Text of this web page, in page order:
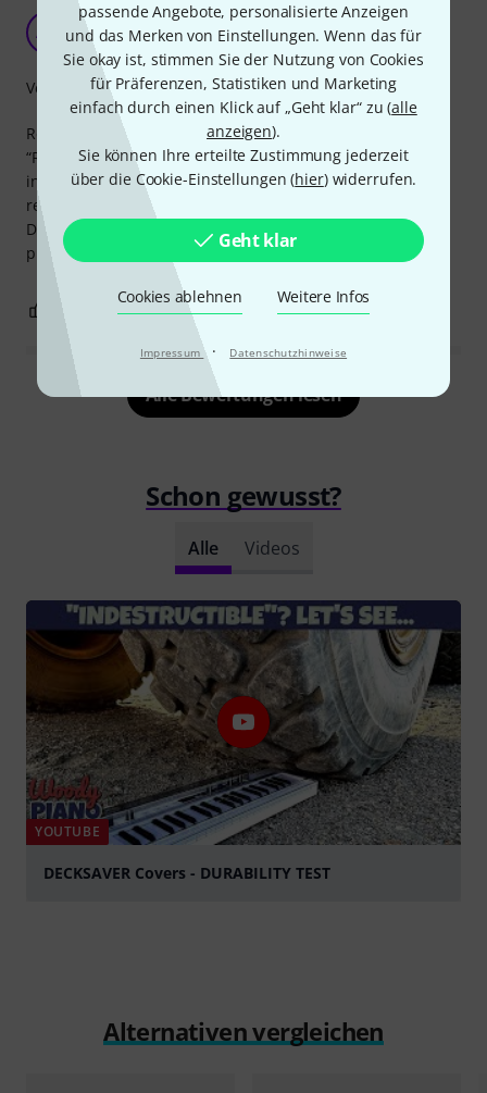
passende Angebote, personalisierte Anzeigen
und das Merken von Einstellungen. Wenn das für
Sie okay ist, stimmen Sie der Nutzung von Cookies
für Präferenzen, Statistiken und Marketing
einfach durch einen Klick auf „Geht klar“ zu (alle
anzeigen).
Sie können Ihre erteilte Zustimmung jederzeit
über die Cookie-Einstellungen (hier) widerrufen.
Geht klar
Cookies ablehnen Weitere Infos
Impressum · Datenschutzhinweise
AM Aniket Muthreja 13.12.2025
Review:
“Roland SPD-SX PRO is a professional 9-pad sampling
instrument with excellent build quality and highly
responsive pads, perfect for live and studio use. The
Decksaver cover fits perfectly and provides strong
protection against dust and accidental damage.”
Verarbeitung
0 BEWERTUNG MELDEN
Alle Bewertungen lesen
Schon gewusst?
Alle Videos
YOUTUBE
DECKSAVER Covers - DURABILITY TEST
Alternativen vergleichen